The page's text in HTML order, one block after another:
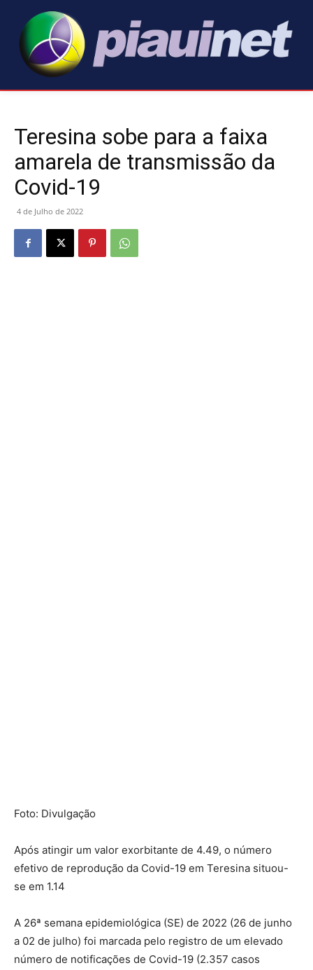
Teresina sobe para a faixa
amarela de transmissão da
Covid-19
4 de Julho de 2022
Foto: Divulgação
Após atingir um valor exorbitante de 4.49, o número
efetivo de reprodução da Covid-19 em Teresina situou-
se em 1.14
A 26ª semana epidemiológica (SE) de 2022 (26 de junho
a 02 de julho) foi marcada pelo registro de um elevado
número de notificações de Covid-19 (2.357 casos